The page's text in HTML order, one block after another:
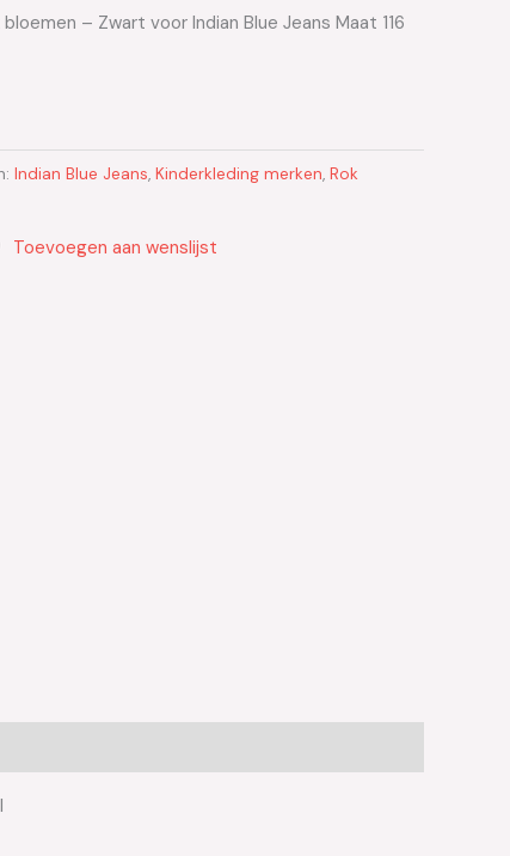
– Zwart voor Indian Blue Jeans Maat 116
Indian Blue Jeans, Kinderkleding merken, Rok
Toevoegen aan wenslijst